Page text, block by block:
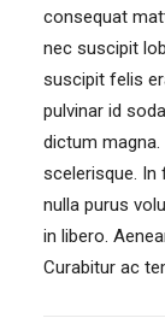
consequat
nec suscipit
suscipit felis
pulvinar id
dictum
scelerisque. In
nulla purus
in libero.
Curabitur ac